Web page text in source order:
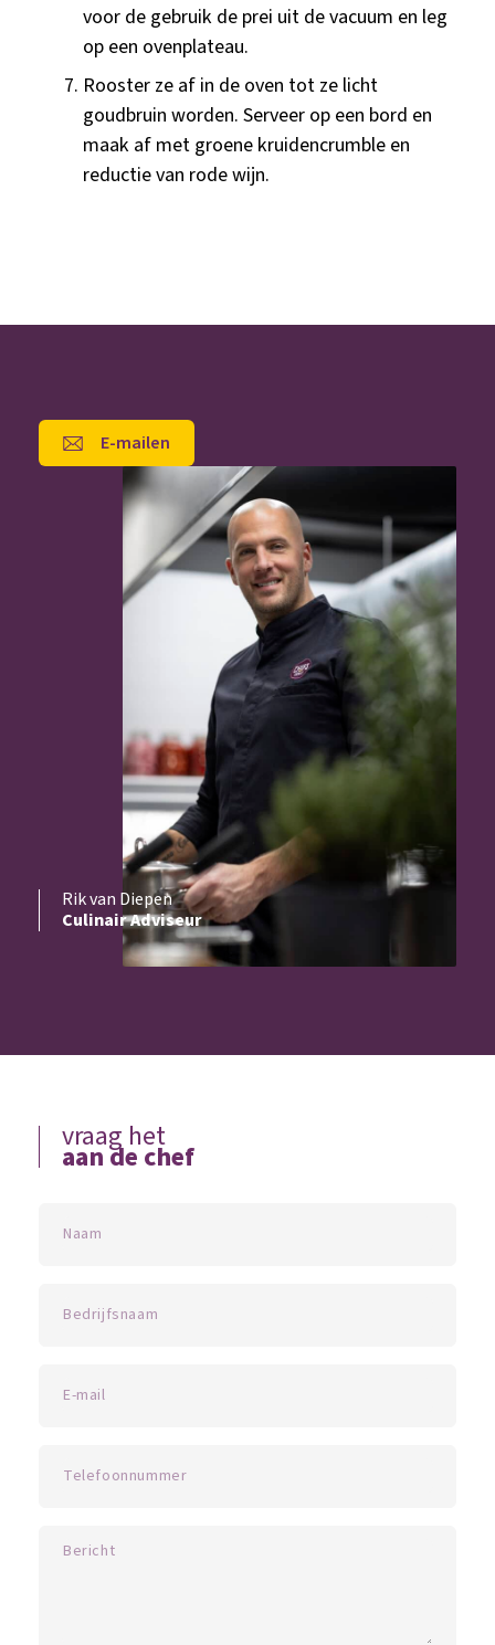
voor de gebruik de prei uit de vacuum en leg
op een ovenplateau.
Rooster ze af in de oven tot ze licht
goudbruin worden. Serveer op een bord en
maak af met groene kruidencrumble en
reductie van rode wijn.
E-mailen
Rik van Diepen
Culinair Adviseur
vraag het
aan de chef